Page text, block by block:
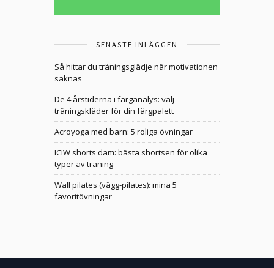
SENASTE INLÄGGEN
Så hittar du träningsglädje när motivationen
saknas
De 4 årstiderna i färganalys: välj
träningskläder för din färgpalett
Acroyoga med barn: 5 roliga övningar
ICIW shorts dam: bästa shortsen för olika
typer av träning
Wall pilates (vägg-pilates): mina 5
favoritövningar